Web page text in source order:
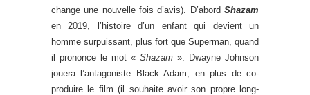
change une nouvelle fois d’avis). D’abord Shazam
en 2019, l’histoire d’un enfant qui devient un
homme surpuissant, plus fort que Superman, quand
il prononce le mot « Shazam ». Dwayne Johnson
jouera l’antagoniste Black Adam, en plus de co-
produire le film (il souhaite avoir son propre long-